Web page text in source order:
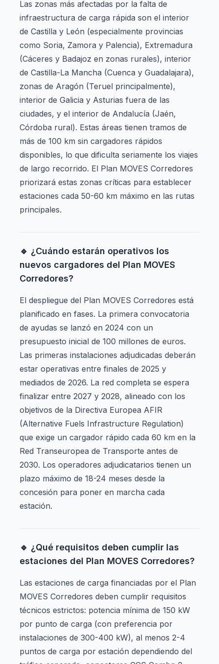
Las zonas más afectadas por la falta de
infraestructura de carga rápida son el interior
de Castilla y León (especialmente provincias
como Soria, Zamora y Palencia), Extremadura
(Cáceres y Badajoz en zonas rurales), interior
de Castilla-La Mancha (Cuenca y Guadalajara),
zonas de Aragón (Teruel principalmente),
interior de Galicia y Asturias fuera de las
ciudades, y el interior de Andalucía (Jaén,
Córdoba rural). Estas áreas tienen tramos de
más de 100 km sin cargadores rápidos
disponibles, lo que dificulta seriamente los viajes
de largo recorrido. El Plan MOVES Corredores
priorizará estas zonas críticas para establecer
estaciones cada 50-60 km máximo en las rutas
principales.
🔹 ¿Cuándo estarán operativos los
nuevos cargadores del Plan MOVES
Corredores?
El despliegue del Plan MOVES Corredores está
planificado en fases. La primera convocatoria
de ayudas se lanzó en 2024 con un
presupuesto inicial de 100 millones de euros.
Las primeras instalaciones adjudicadas deberán
estar operativas entre finales de 2025 y
mediados de 2026. La red completa se espera
finalizar entre 2027 y 2028, alineado con los
objetivos de la Directiva Europea AFIR
(Alternative Fuels Infrastructure Regulation)
que exige un cargador rápido cada 60 km en la
Red Transeuropea de Transporte antes de
2030. Los operadores adjudicatarios tienen un
plazo máximo de 18-24 meses desde la
concesión para poner en marcha cada
estación.
🔹 ¿Qué requisitos deben cumplir las
estaciones del Plan MOVES Corredores?
Las estaciones de carga financiadas por el Plan
MOVES Corredores deben cumplir requisitos
técnicos estrictos: potencia mínima de 150 kW
por punto de carga (con preferencia por
instalaciones de 300-400 kW), al menos 2-4
puntos de carga por estación dependiendo del